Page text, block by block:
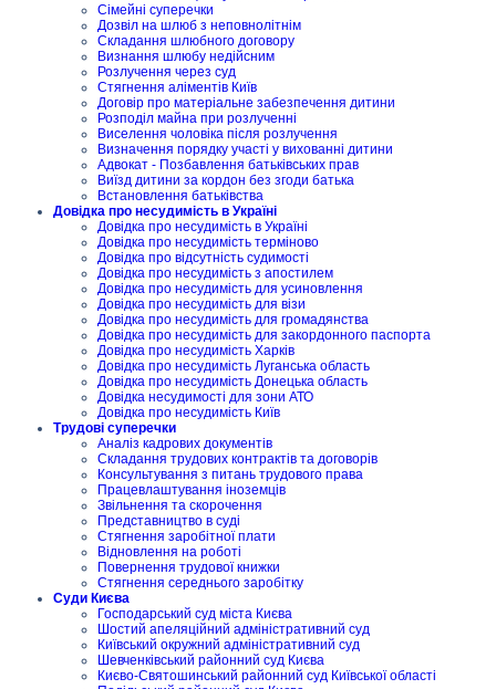
Сімейні суперечки
Дозвіл на шлюб з неповнолітнім
Складання шлюбного договору
Визнання шлюбу недійсним
Розлучення через суд
Стягнення аліментів Київ
Договір про матеріальне забезпечення дитини
Розподіл майна при розлученні
Виселення чоловіка після розлучення
Визначення порядку участі у вихованні дитини
Адвокат - Позбавлення батьківських прав
Виїзд дитини за кордон без згоди батька
Встановлення батьківства
Довідка про несудимість в Україні
Довідка про несудимість в Україні
Довідка про несудимість терміново
Довідка про відсутність судимості
Довідка про несудимість з апостилем
Довідка про несудимість для усиновлення
Довідка про несудимість для візи
Довідка про несудимість для громадянства
Довідка про несудимість для закордонного паспорта
Довідка про несудимість Харків
Довідка про несудимість Луганська область
Довідка про несудимість Донецька область
Довідка несудимості для зони АТО
Довідка про несудимість Київ
Трудові суперечки
Аналіз кадрових документів
Складання трудових контрактів та договорів
Консультування з питань трудового права
Працевлаштування іноземців
Звільнення та скорочення
Представництво в суді
Стягнення заробітної плати
Відновлення на роботі
Повернення трудової книжки
Стягнення середнього заробітку
Суди Києва
Господарський суд міста Києва
Шостий апеляційний адміністративний суд
Київський окружний адміністративний суд
Шевченківський районний суд Києва
Києво-Святошинський районний суд Київської області